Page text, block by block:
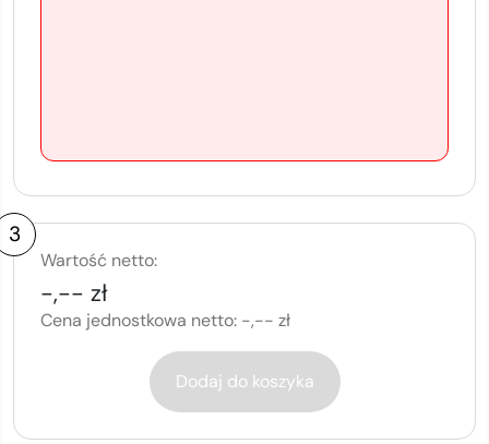
3
Wartość netto:
-,-- zł
Cena jednostkowa netto: -,-- zł
Dodaj do koszyka